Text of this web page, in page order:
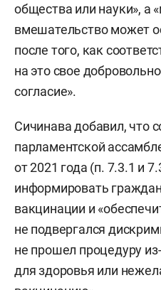
общества или науки», а
вмешательство может
после того, как
на это свое
согласие».
Сичинава добавил, что
парламентской
от 2021 года (п. 7.3.1 и
информировать
вакцинации и
не подвергался
не прошел процедуру
для здоровья или